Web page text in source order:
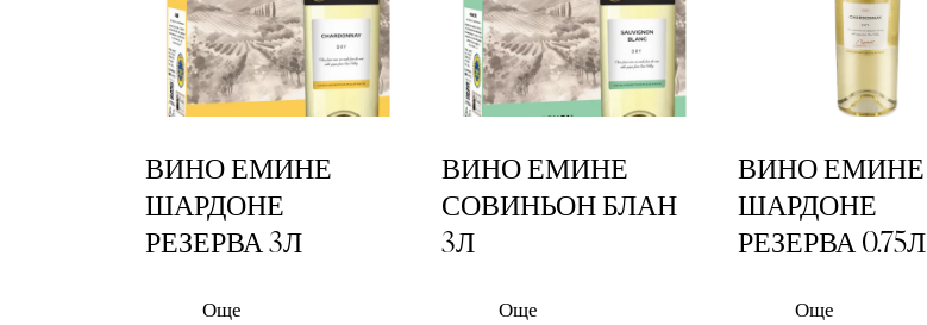
ВИНО ЕМИНЕ
ШАРДОНЕ
РЕЗЕРВА 3Л
Още
ВИНО ЕМИНЕ
СОВИНЬОН БЛАН
3Л
Още
ВИНО ЕМИНЕ
ШАРДОНЕ
РЕЗЕРВА 0.75Л
Още